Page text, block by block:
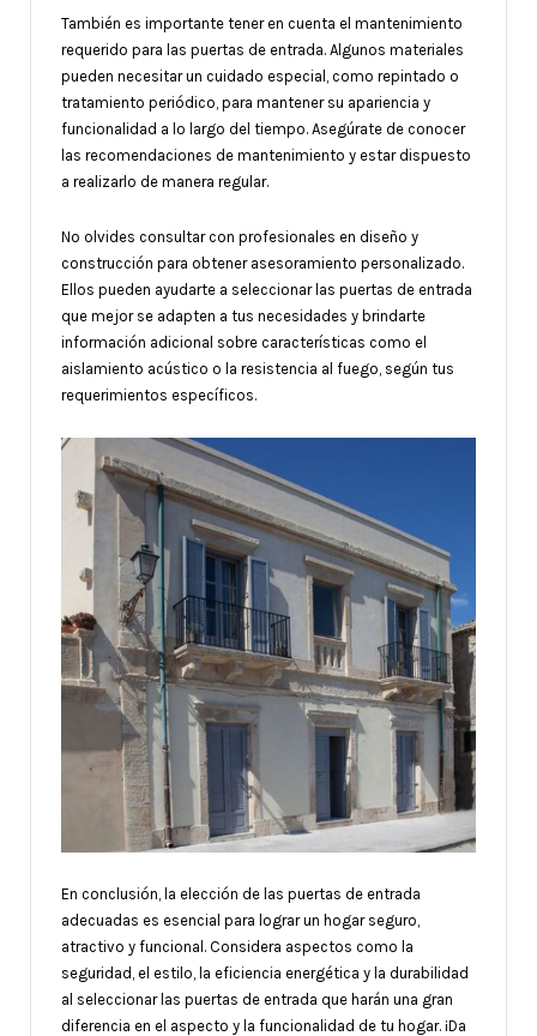
También es importante tener en cuenta el mantenimiento
requerido para las puertas de entrada. Algunos materiales
pueden necesitar un cuidado especial, como repintado o
tratamiento periódico, para mantener su apariencia y
funcionalidad a lo largo del tiempo. Asegúrate de conocer
las recomendaciones de mantenimiento y estar dispuesto
a realizarlo de manera regular.
No olvides consultar con profesionales en diseño y
construcción para obtener asesoramiento personalizado.
Ellos pueden ayudarte a seleccionar las puertas de entrada
que mejor se adapten a tus necesidades y brindarte
información adicional sobre características como el
aislamiento acústico o la resistencia al fuego, según tus
requerimientos específicos.
En conclusión, la elección de las puertas de entrada
adecuadas es esencial para lograr un hogar seguro,
atractivo y funcional. Considera aspectos como la
seguridad, el estilo, la eficiencia energética y la durabilidad
al seleccionar las puertas de entrada que harán una gran
diferencia en el aspecto y la funcionalidad de tu hogar. ¡Da